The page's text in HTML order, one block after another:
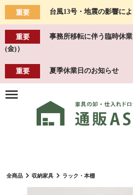
重要 台風13号・地震の影響に
重要
事務所移転に伴う臨時休
(金)）
重要 夏季休業日のお知らせ
全商品 収納家具 ラック・本棚